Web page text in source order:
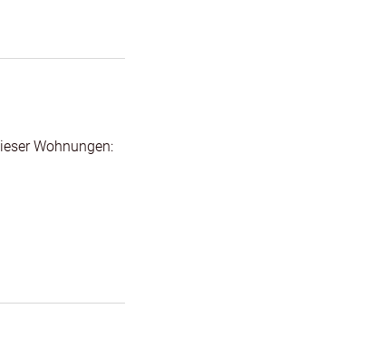
die richtige
Wohnungen: